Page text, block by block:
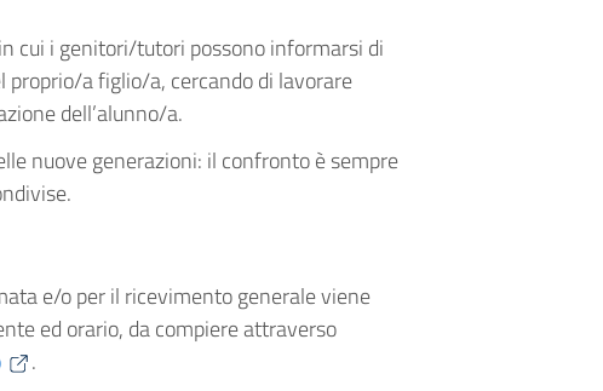
cui i genitori/tutori possono informarsi di
proprio/a figlio/a, cercando di lavorare
dell’alunno/a.
nuove generazioni: il confronto è sempre
e/o per il ricevimento generale viene
ed orario, da compiere attraverso
.